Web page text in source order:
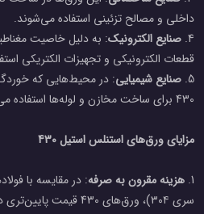
داخلی و مصالح تزئینی استفاده می‌شوند.
4. صنایع الکترونیک: به دلیل خاصیت
قطعات الکترونیکی و تجهیزات الکتریکی
5. صنایع شیمیایی: در محیط‌هایی که
430 برای ساخت مخازن و لوله‌ها استفاده می‌شوند.
مزایای ورق‌های استنلس استیل 430
1. هزینه مقرون به صرفه: در مقایسه با
سری ۳۰۴)، ورق‌های 430